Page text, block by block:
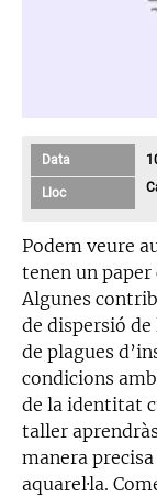
Data
Lloc
Podem veure
tenen un paper
Algunes
de dispersió
de plagues
condicions
de la identitat
taller
manera
aquarel·la.